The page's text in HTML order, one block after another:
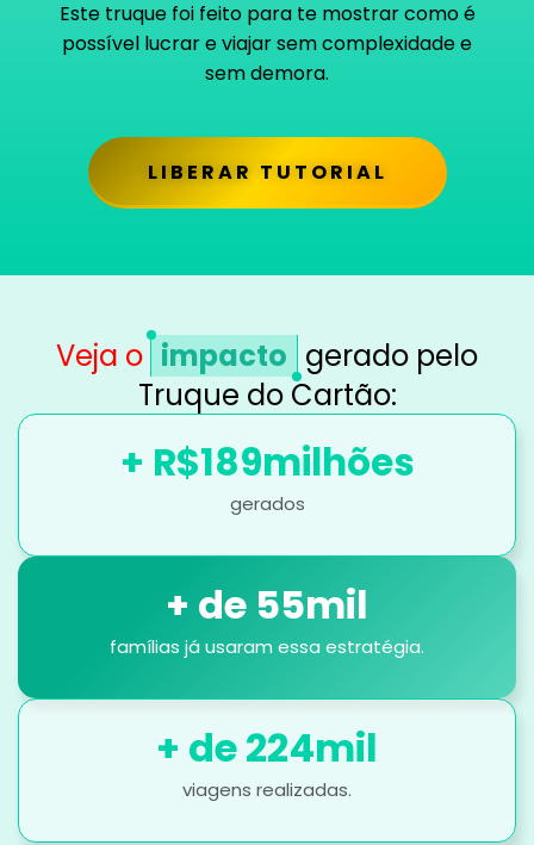
Este truque foi feito para te mostrar como é
possível lucrar e viajar sem complexidade e
sem demora.
LIBERAR TUTORIAL
Veja o impacto gerado pelo
Truque do Cartão:
gerados
+ R$189milhões
famílias já usaram essa estratégia.
+ de 55mil
viagens realizadas.
+ de 224mil